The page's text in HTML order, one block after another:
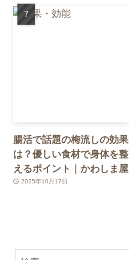
腸活で話題の梅流しの効果
は？優しい食材で身体を整
えるポイント｜かわしま屋
2025年10月17日